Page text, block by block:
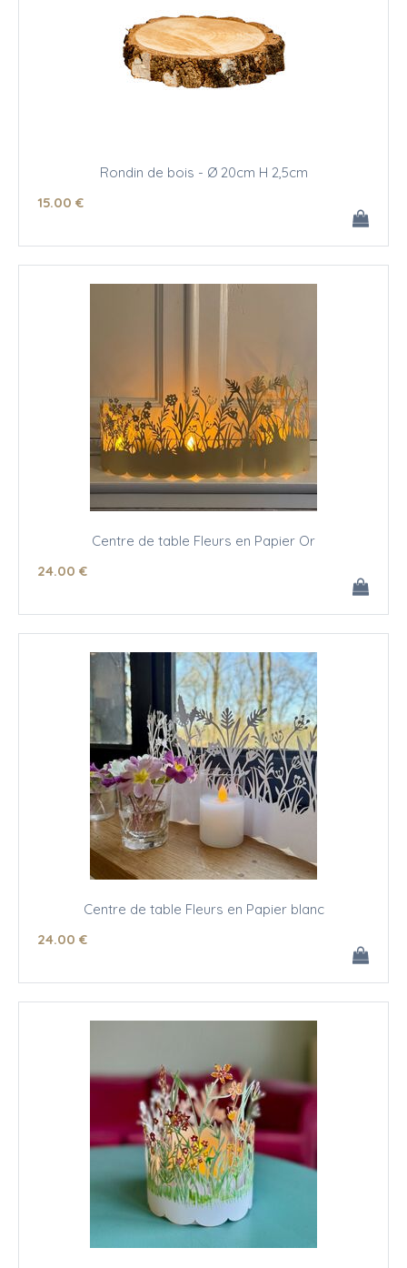
Rondin de bois - Ø 20cm H 2,5cm
15.00 €
Centre de table Fleurs en Papier Or
24.00 €
Centre de table Fleurs en Papier blanc
24.00 €